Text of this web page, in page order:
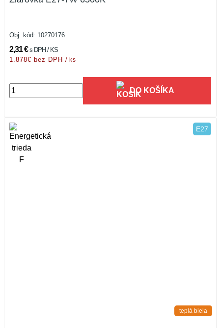
Obj. kód: 10270176
2,31 €s DPH / KS
1.878€ bez DPH / ks
DO KOŠÍKA
E27
teplá biela